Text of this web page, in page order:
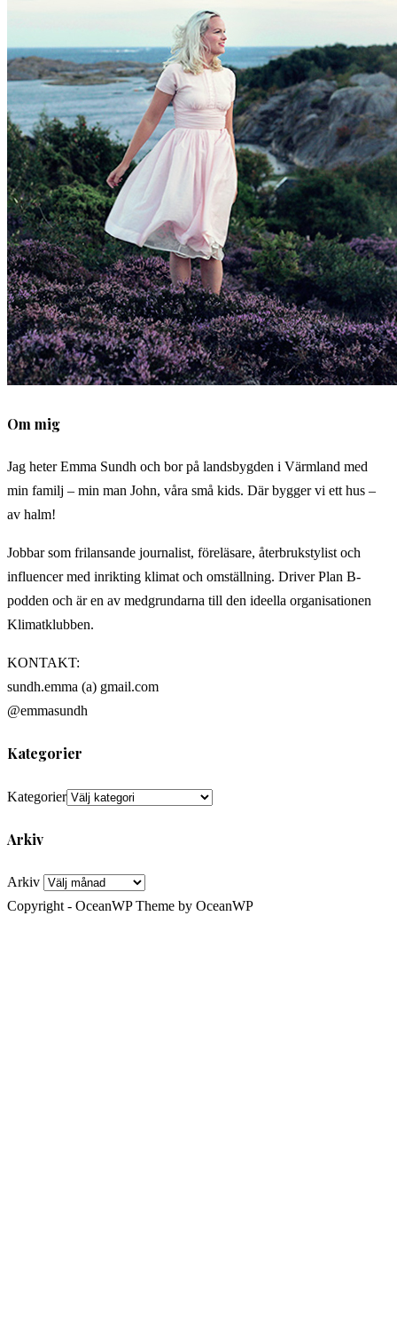
Om mig
Jag heter Emma Sundh och bor på landsbygden i Värmland med
min familj – min man John, våra små kids. Där bygger vi ett hus –
av halm!
Jobbar som frilansande journalist, föreläsare, återbrukstylist och
influencer med inrikting klimat och omställning. Driver Plan B-
podden och är en av medgrundarna till den ideella organisationen
Klimatklubben.
KONTAKT:
sundh.emma (a) gmail.com
@emmasundh
Kategorier
Kategorier
Arkiv
Arkiv
Copyright - OceanWP Theme by OceanWP